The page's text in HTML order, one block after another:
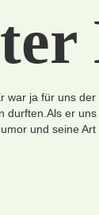
ja für uns
er
und seine